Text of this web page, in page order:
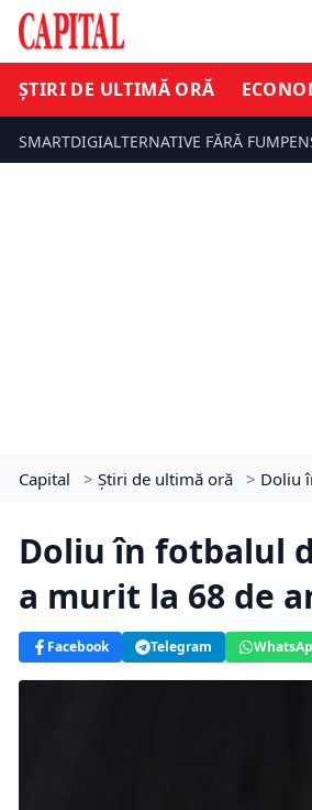
ȘTIRI DE ULTIMĂ ORĂ
SMARTDIGIALTERNATIVE FĂRĂ FUM
Capital > Știri de ultimă oră > Doliu
Doliu în fotbalul
a murit la 68 de
Facebook Telegram